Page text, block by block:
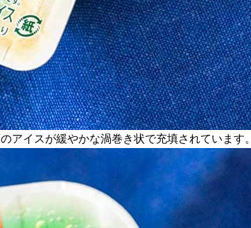
アイスが緩やかな渦巻き状で充填されています。